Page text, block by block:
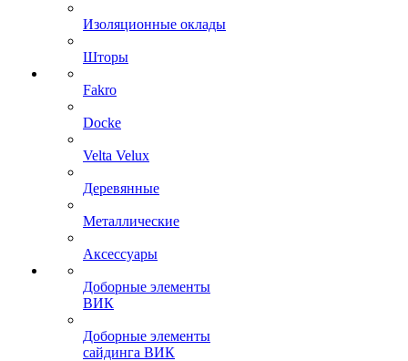
Изоляционные оклады
Шторы
Fakro
Docke
Velta Velux
Деревянные
Металлические
Аксессуары
Доборные элементы
ВИК
Доборные элементы
сайдинга ВИК